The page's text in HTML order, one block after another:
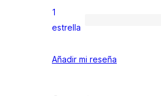
valoraciones
de
estrellas
0
de
1
estrella
Añadir mi reseña